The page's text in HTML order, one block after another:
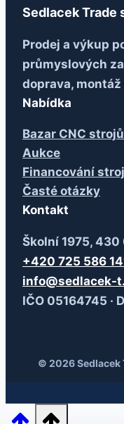
Sedlacek Trade
Prodej a výkup
průmyslových
doprava,
Nabídka
Bazar CNC strojů
Aukce
Financování
Časté otázky
Kontakt
Školní 1975, 430
+420 725 586
info@sedlacek-
IČO 05164745 ·
© 2026 Sedlacek